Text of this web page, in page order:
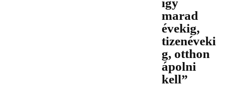
így
marad
évekig,
tizenéveki
g, otthon
ápolni
kell”